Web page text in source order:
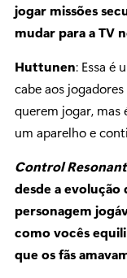
jogar missões
mudar para a TV
Huttunen: Essa é
cabe aos
querem jogar, mas
um aparelho e
Control Resonant
desde a
personagem
como vocês
que os fãs